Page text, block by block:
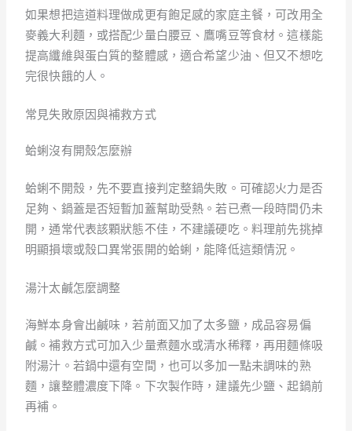
如果想把這道料理做成更有飽足感的家庭主餐，可改用全
麥義大利麵，或搭配少量白腰豆、鷹嘴豆等食材。這樣能
提高纖維與蛋白質的整體感，適合希望少油、但又不想吃
完很快餓的人。
常見失敗原因與補救方式
蛤蜊沒有開殼怎麼辦
蛤蜊不開殼，先不要直接判定整鍋失敗。可確認火力是否
足夠、鍋蓋是否短暫加蓋幫助受熱。若已煮一段時間仍未
開，通常代表該顆狀態不佳，不建議硬吃。料理前先挑掉
明顯損壞或殼口異常張開的蛤蜊，能降低這類情況。
湯汁太鹹怎麼調整
海鮮本身會出鹹味，若前面又加了太多鹽，成品容易偏
鹹。補救方式可加入少量煮麵水或清水稀釋，再用麵條吸
附湯汁。若鍋中還有空間，也可以多加一點未調味的熟
麵，讓整體濃度下降。下次製作時，建議先少鹽、起鍋前
再補。